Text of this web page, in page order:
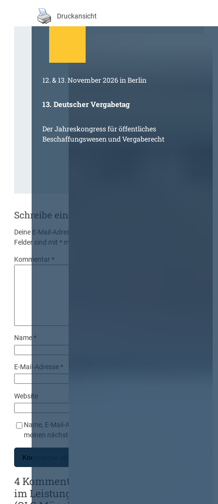
Druckansicht
12. & 13. November 2026 in Berlin
13. Deutscher Vergabetag
Der Jahreskongress für öffentliches
Beschaffungswesen und Vergaberecht
Schreibe einen Kommentar
Deine E-Mail-Adresse wird nicht veröffentlicht.
Felder sind mit* markiert
Kommentar*
Name*
E-Mail-Adresse*
Website
Name, E-Mail-Adresse und Website in diesem Browser für
meinen nächsten Kommentar speichern.
4 Kommentare zu „Bieter darf Fehler
im Leistungsverzeichnis ausnutzen!